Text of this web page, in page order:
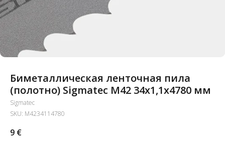
Биметаллическая ленточная пила
(полотно) Sigmatec M42 34х1,1x4780 мм
Sigmatec
SKU: M4234114780
9 €